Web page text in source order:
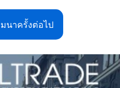
นาครั้งต่อไป